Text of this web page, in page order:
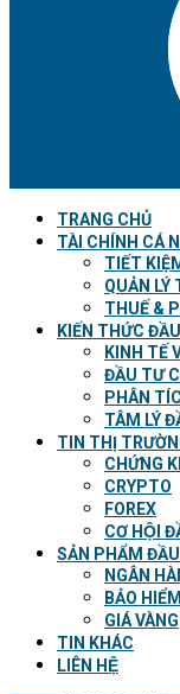
TRANG CHỦ
TÀI CHÍNH CÁ
TIẾT
QUẢN LÝ
THUẾ &
KIẾN THỨC
KINH TẾ
ĐẦU TƯ
PHÂN
TÂM LÝ
TIN THỊ
CHỨNG
CRYPTO
FOREX
CƠ HỘI
SẢN PHẨM
NGÂN
BẢO HIỂM
GIÁ VÀNG
TIN KHÁC
LIÊN HỆ